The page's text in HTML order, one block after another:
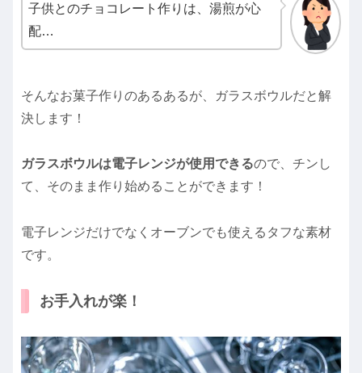
子供とのチョコレート作りは、湯煎が心
配…
そんなお菓子作りのあるあるが、ガラスボウルだと解
決します！
ガラスボウルは電子レンジが使用できるので、チンし
て、そのまま作り始めることができます！
電子レンジだけでなくオーブンでも使えるタフな素材
です。
お手入れが楽！